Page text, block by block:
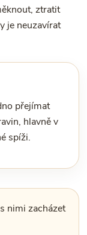
ztratit
je neuzavírat
přejímat
hlavně v
spíži.
nimi zacházet